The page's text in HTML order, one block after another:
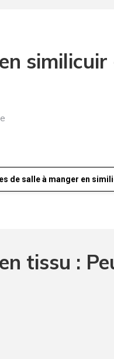
de salle à manger en
tissu :